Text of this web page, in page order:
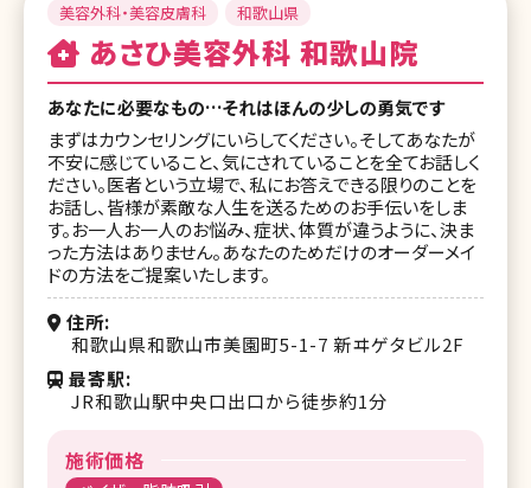
美容外科・美容皮膚科 和歌山県
あさひ美容外科 和歌山院
あなたに必要なもの…それはほんの少しの勇気です
まずはカウンセリングにいらしてください。そしてあなたが
不安に感じていること、気にされていることを全てお話しく
ださい。医者という立場で、私にお答えできる限りのことを
お話し、皆様が素敵な人生を送るためのお手伝いをしま
す。お一人お一人のお悩み、症状、体質が違うように、決ま
った方法はありません。あなたのためだけのオーダーメイ
ドの方法をご提案いたします。
住所
和歌山県和歌山市美園町5-1-7 新ヰゲタビル2F
最寄駅
JR和歌山駅中央口出口から徒歩約1分
施術価格